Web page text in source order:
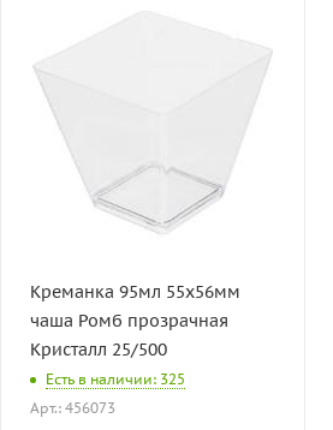
Креманка 95мл 55х56мм
чаша Ромб прозрачная
Кристалл 25/500
Есть в наличии: 325
Арт.: 456073